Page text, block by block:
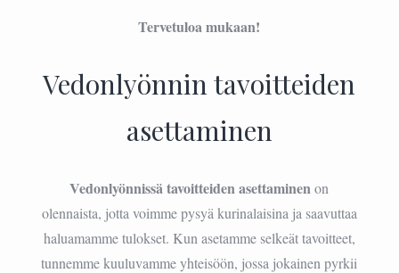
Tervetuloa mukaan!
Vedonlyönnin tavoitteiden
asettaminen
Vedonlyönnissä tavoitteiden asettaminenon
olennaista, jotta voimme pysyä kurinalaisina ja saavuttaa
haluamamme tulokset. Kun asetamme selkeät tavoitteet,
tunnemme kuuluvamme yhteisöön, jossa jokainen pyrkii